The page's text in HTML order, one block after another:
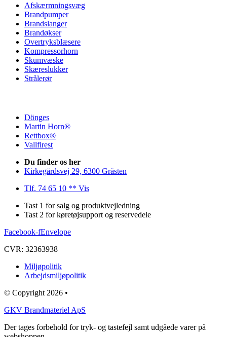
Afskærmningsvæg
Brandpumper
Brandslanger
Brandøkser
Overtryksblæsere
Kompressorhorn
Skumvæske
Skæreslukker
Strålerør
Dönges
Martin Horn®
Rettbox®
Vallfirest
Du finder os her
Kirkegårdsvej 29, 6300 Gråsten
Tlf. 74 65 10 ** Vis
Tast 1 for salg og produktvejledning
Tast 2 for køretøjsupport og reservedele
Facebook-fEnvelope
CVR: 32363938
Miljøpolitik
Arbejdsmiljøpolitik
© Copyright 2026 •
GKV Brandmateriel ApS
Der tages forbehold for tryk- og tastefejl samt udgåede varer på